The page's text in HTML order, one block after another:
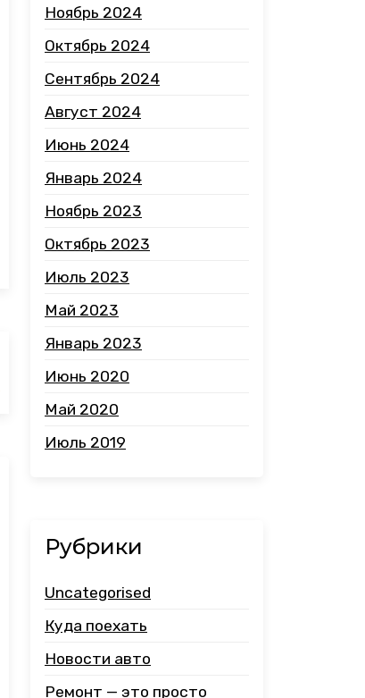
Ноябрь 2024
Октябрь 2024
Сентябрь 2024
Август 2024
Июнь 2024
Январь 2024
Ноябрь 2023
Октябрь 2023
Июль 2023
Май 2023
Январь 2023
Июнь 2020
Май 2020
Июль 2019
Рубрики
Uncategorised
Куда поехать
Новости авто
Ремонт — это просто